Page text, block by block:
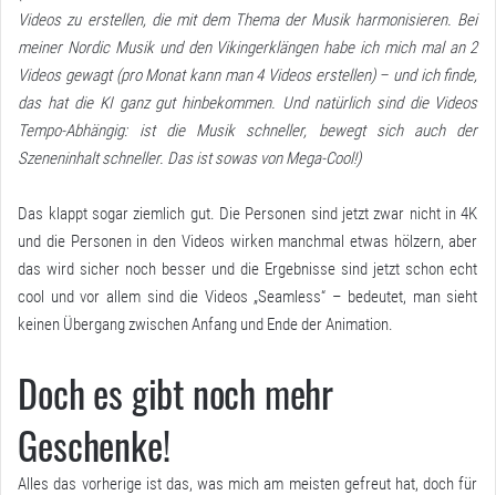
Videos zu erstellen, die mit dem Thema der Musik harmonisieren. Bei
meiner Nordic Musik und den Vikingerklängen habe ich mich mal an 2
Videos gewagt (pro Monat kann man 4 Videos erstellen) – und ich finde,
das hat die KI ganz gut hinbekommen. Und natürlich sind die Videos
Tempo-Abhängig: ist die Musik schneller, bewegt sich auch der
Szeneninhalt schneller. Das ist sowas von Mega-Cool!)
Das klappt sogar ziemlich gut. Die Personen sind jetzt zwar nicht in 4K
und die Personen in den Videos wirken manchmal etwas hölzern, aber
das wird sicher noch besser und die Ergebnisse sind jetzt schon echt
cool und vor allem sind die Videos „Seamless“ – bedeutet, man sieht
keinen Übergang zwischen Anfang und Ende der Animation.
Doch es gibt noch mehr
Geschenke!
Alles das vorherige ist das, was mich am meisten gefreut hat, doch für